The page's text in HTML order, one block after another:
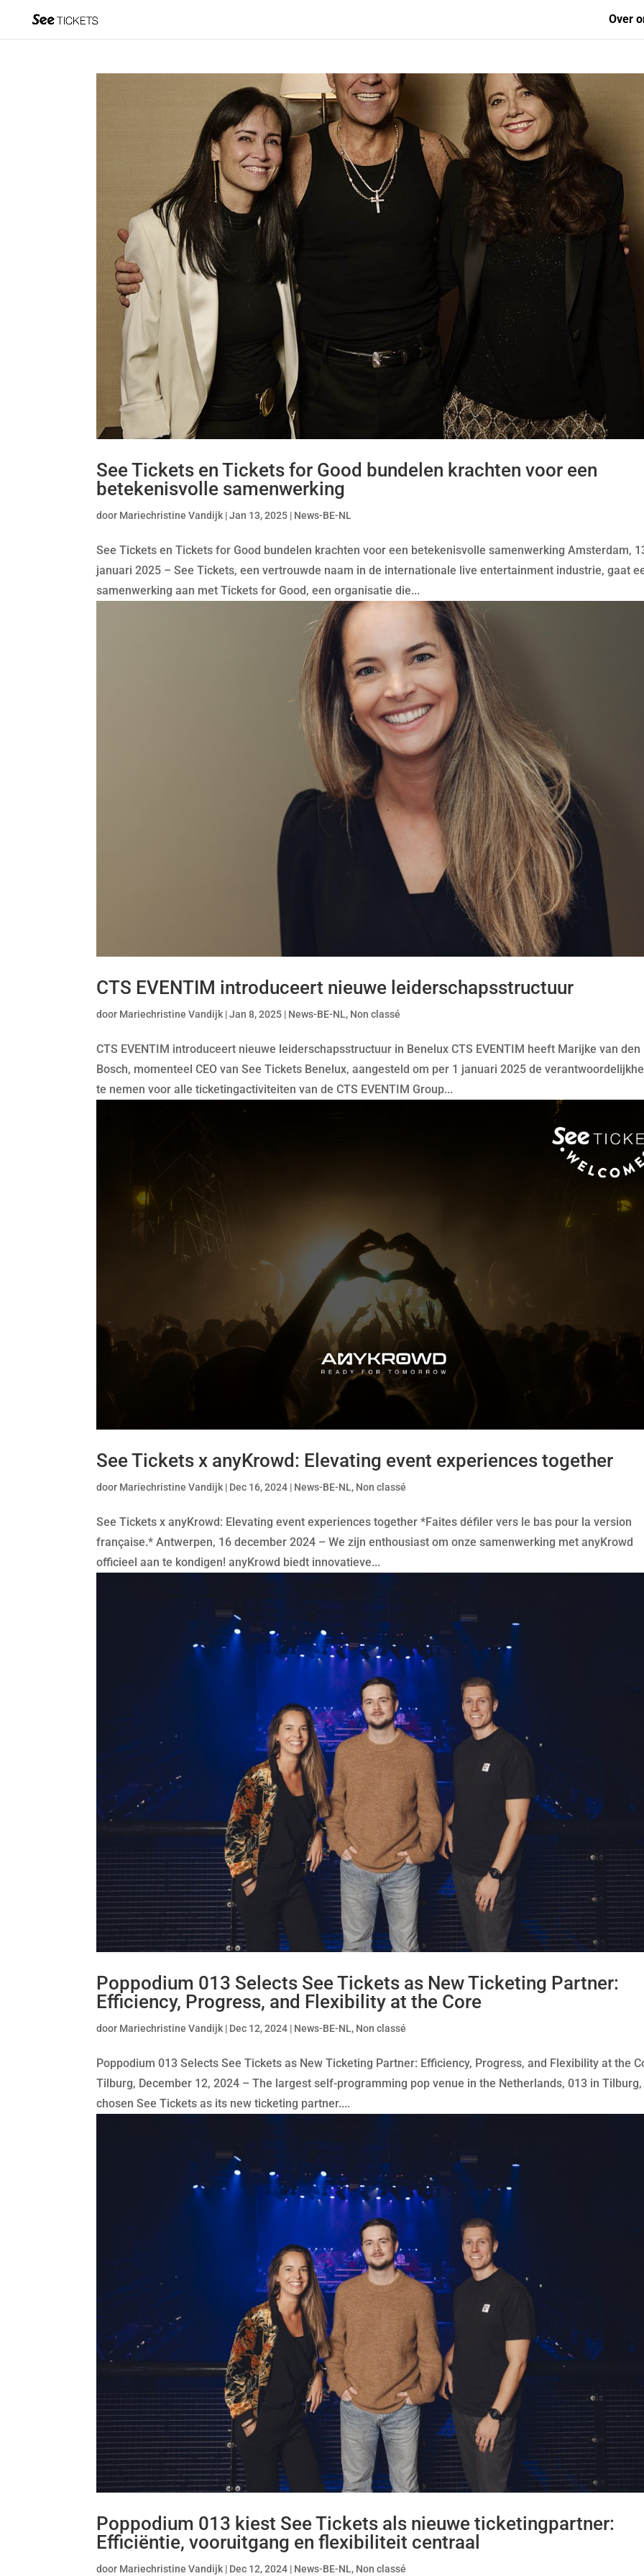
Over
See Tickets en Tickets for Good bundelen krachten voor een
betekenisvolle samenwerking
door Mariechristine Vandijk |Jan 13, 2025 | News-BE-NL
See Tickets en Tickets for Good bundelen krachten voor een betekenisvolle samenwerking Amsterdam,
januari 2025 – See Tickets, een vertrouwde naam in de internationale live entertainment industrie, gaat
samenwerking aan met Tickets for Good, een organisatie die...
CTS EVENTIM introduceert nieuwe leiderschapsstructuur
door Mariechristine Vandijk |Jan 8, 2025 | News-BE-NL, Non classé
CTS EVENTIM introduceert nieuwe leiderschapsstructuur in Benelux CTS EVENTIM heeft Marijke van den
Bosch, momenteel CEO van See Tickets Benelux, aangesteld om per 1 januari 2025 de
te nemen voor alle ticketingactiviteiten van de CTS EVENTIM Group...
See Tickets x anyKrowd: Elevating event experiences together
door Mariechristine Vandijk | Dec 16, 2024 | News-BE-NL, Non classé
See Tickets x anyKrowd: Elevating event experiences together *Faites défiler vers le bas pour la version
française.* Antwerpen, 16 december 2024 – We zijn enthousiast om onze samenwerking met anyKrowd
officieel aan te kondigen! anyKrowd biedt innovatieve...
Poppodium 013 Selects See Tickets as New Ticketing Partner:
Efficiency, Progress, and Flexibility at the Core
door Mariechristine Vandijk | Dec 12, 2024 | News-BE-NL, Non classé
Poppodium 013 Selects See Tickets as New Ticketing Partner: Efficiency, Progress, and Flexibility at the
Tilburg, December 12, 2024 – The largest self-programming pop venue in the Netherlands, 013 in
chosen See Tickets as its new ticketing partner....
Poppodium 013 kiest See Tickets als nieuwe ticketingpartner:
Efficiëntie, vooruitgang en flexibiliteit centraal
door Mariechristine Vandijk | Dec 12, 2024 | News-BE-NL, Non classé